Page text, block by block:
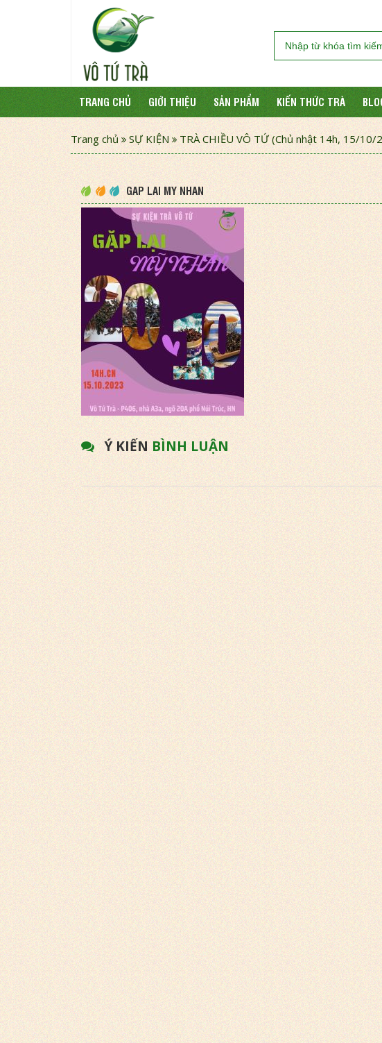
TRANG CHỦ GIỚI THIỆU SẢN PHẨM KIẾN THỨC TRÀ
Trang chủ SỰ KIỆN TRÀ CHIỀU VÔ TỨ (Chủ nhật 14h, 15/10/
GAP LAI MY NHAN
Ý KIẾN BÌNH LUẬN